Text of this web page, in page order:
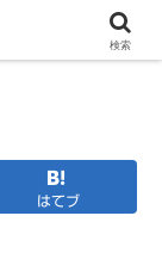
はてブ
検索